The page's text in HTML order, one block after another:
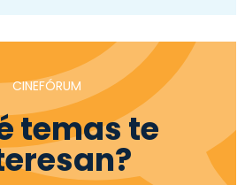
CINEFÓRUM
temas te